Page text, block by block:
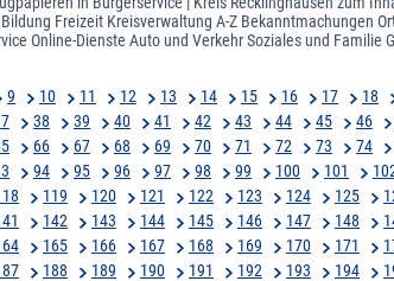
Freizeit Kreisverwaltung A-Z Bekanntmachungen
Online-Dienste Auto und Verkehr Soziales und Familie
9 10 11 12 13 14 15 16 17 18
38 39 40 41 42 43 44 45 46
66 67 68 69 70 71 72 73 74
94 95 96 97 98 99 100 101
119 120 121 122 123 124 125
142 143 144 145 146 147 148
165 166 167 168 169 170 171
188 189 190 191 192 193 194